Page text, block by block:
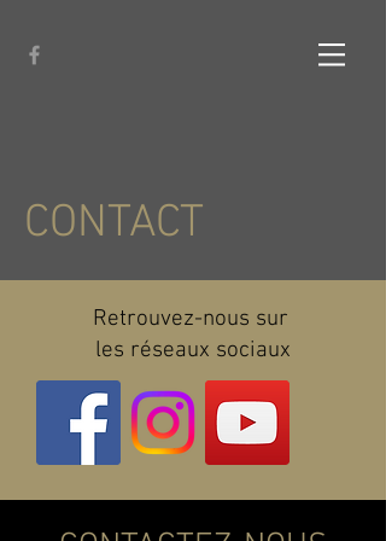
CONTACT
Retrouvez-nous sur
les réseaux sociaux